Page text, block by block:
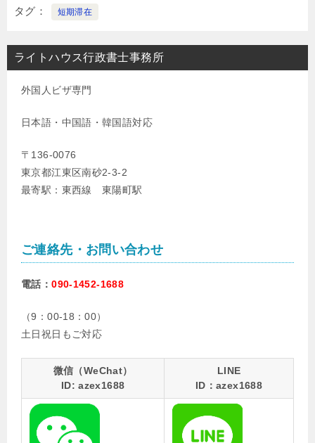
タグ 短期滞在
ライトハウス行政書士事務所
外国人ビザ専門
日本語・中国語・韓国語対応
〒136-0076
東京都江東区南砂2-3-2
最寄駅：東西線 東陽町駅
ご連絡先・お問い合わせ
電話：090-1452-1688
（9：00-18：00）
土日祝日もご対応
微信（WeChat）
ID: azex1688
LINE
ID：azex1688